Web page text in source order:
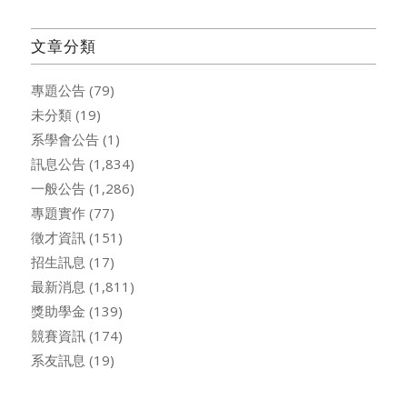
文章分類
專題公告(79)
未分類(19)
系學會公告(1)
訊息公告(1,834)
一般公告(1,286)
專題實作(77)
徵才資訊(151)
招生訊息 (17)
最新消息 (1,811)
獎助學金 (139)
競賽資訊(174)
系友訊息 (19)